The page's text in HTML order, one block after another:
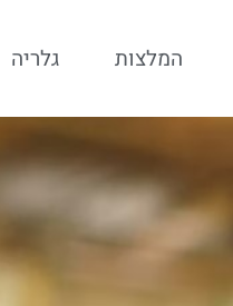
המלצות גלריה